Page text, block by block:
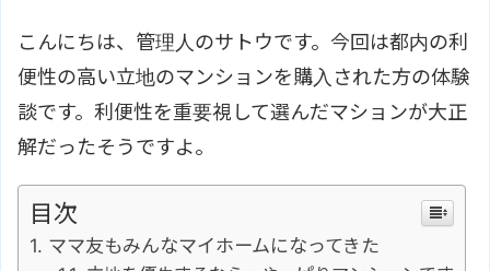
こんにちは、管理人のサトウです。今回は都内の利
便性の高い立地のマンションを購入された方の体験
談です。利便性を重要視して選んだマションが大正
解だったそうですよ。
目次
ママ友もみんなマイホームになってきた